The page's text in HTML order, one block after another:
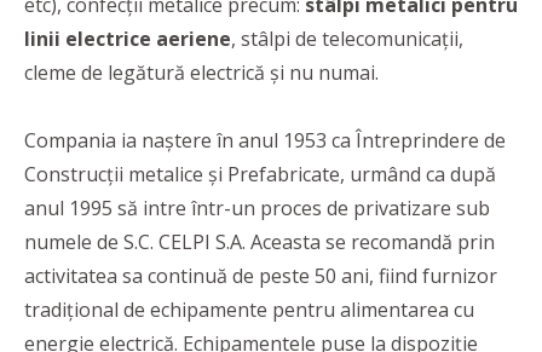
linii electrice aeriene, stâlpi de telecomunicații,
cleme de legătură electrică și nu numai.
Compania ia naștere în anul 1953 ca Întreprindere de
Construcții metalice și Prefabricate, urmând ca după
anul 1995 să intre într-un proces de privatizare sub
numele de S.C. CELPI S.A. Aceasta se recomandă prin
activitatea sa continuă de peste 50 ani, fiind furnizor
tradițional de echipamente pentru alimentarea cu
energie electrică. Echipamentele puse la dispoziție